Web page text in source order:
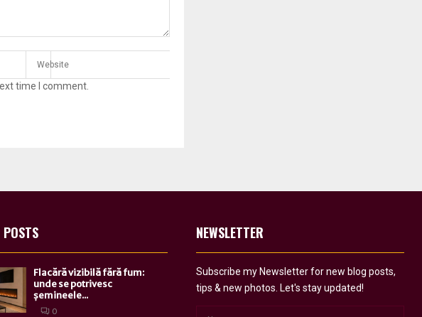
time I comment.
POSTS
Flacără vizibilă fără fum:
unde se potrivesc
șemineele...
0
NEWSLETTER
Subscribe my Newsletter for new blog posts,
tips & new photos. Let's stay updated!